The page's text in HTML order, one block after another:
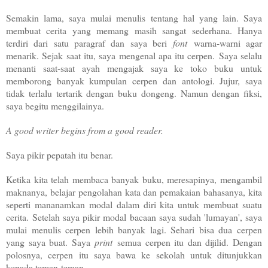
Semakin lama, saya mulai menulis tentang hal yang lain. Saya
membuat cerita yang memang masih sangat sederhana. Hanya
terdiri dari satu paragraf dan saya berifontwarna-warni agar
menarik. Sejak saat itu, saya mengenal apa itu cerpen. Saya selalu
menanti saat-saat ayah mengajak saya ke toko buku untuk
memborong banyak kumpulan cerpen dan antologi. Jujur, saya
tidak terlalu tertarik dengan buku dongeng. Namun dengan fiksi,
saya begitu menggilainya.
A good writer begins from a good reader.
Saya pikir pepatah itu benar.
Ketika kita telah membaca banyak buku, meresapinya, mengambil
maknanya, belajar pengolahan kata dan pemakaian bahasanya, kita
seperti mananamkan modal dalam diri kita untuk membuat suatu
cerita.Setelah saya pikir modal bacaan saya sudah 'lumayan', saya
mulai menulis cerpen lebih banyak lagi. Sehari bisa dua cerpen
yang saya buat. Sayaprintsemua cerpen itu dan dijilid. Dengan
polosnya, cerpen itu saya bawa ke sekolah untuk ditunjukkan